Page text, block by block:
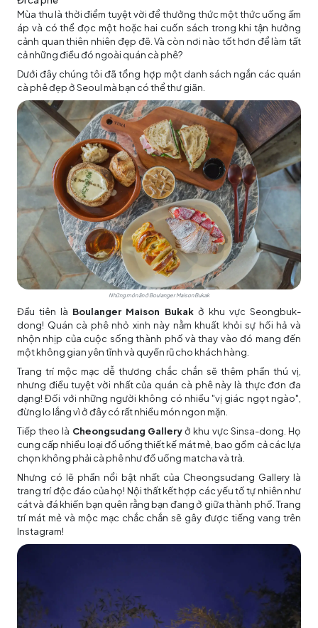
Mùa thu là thời điểm tuyệt vời để thưởng thức một thức uống ấm
áp và có thể đọc một hoặc hai cuốn sách trong khi tận hưởng
cảnh quan thiên nhiên đẹp đẽ. Và còn nơi nào tốt hơn để làm tất
cả những điều đó ngoài quán cà phê?
Dưới đây chúng tôi đã tổng hợp một danh sách ngắn các quán
cà phê đẹp ở Seoul mà bạn có thể thư giãn.
Những món ăn ở Boulanger Maison Bukak
Đầu tiên là Boulanger Maison Bukakở khu vực Seongbuk-
dong! Quán cà phê nhỏ xinh này nằm khuất khỏi sự hối hả và
nhộn nhịp của cuộc sống thành phố và thay vào đó mang đến
một không gian yên tĩnh và quyến rũ cho khách hàng.
Trang trí mộc mạc dễ thương chắc chắn sẽ thêm phần thú vị,
nhưng điều tuyệt vời nhất của quán cà phê này là thực đơn đa
dạng! Đối với những người không có nhiều "vị giác ngọt ngào",
đừng lo lắng vì ở đây có rất nhiều món ngon mặn.
Tiếp theo là Cheongsudang Galleryở khu vực Sinsa-dong. Họ
cung cấp nhiều loại đồ uống thiết kế mát mẻ, bao gồm cả các lựa
chọn không phải cà phê như đồ uống matcha và trà.
Nhưng có lẽ phần nổi bật nhất của Cheongsudang Gallery là
trang trí độc đáo của họ! Nội thất kết hợp các yếu tố tự nhiên như
cát và đá khiến bạn quên rằng bạn đang ở giữa thành phố. Trang
trí mát mẻ và mộc mạc chắc chắn sẽ gây được tiếng vang trên
Instagram!